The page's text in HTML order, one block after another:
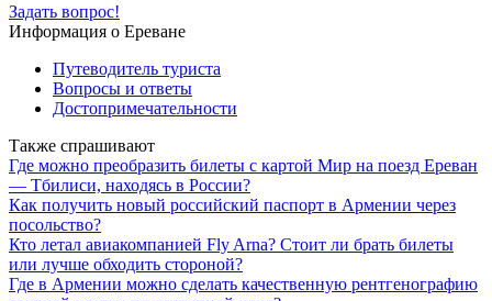
Задать вопрос!
Информация о Ереване
Путеводитель туриста
Вопросы и ответы
Достопримечательности
Также спрашивают
Где можно преобразить билеты с картой Мир на поезд Ереван
— Тбилиси, находясь в России?
Как получить новый российский паспорт в Армении через
посольство?
Кто летал авиакомпанией Fly Arna? Стоит ли брать билеты
или лучше обходить стороной?
Где в Армении можно сделать качественную рентгенографию